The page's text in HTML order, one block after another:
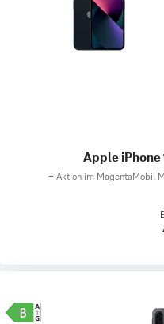
Apple iPhone
+ Aktion im MagentaMobil